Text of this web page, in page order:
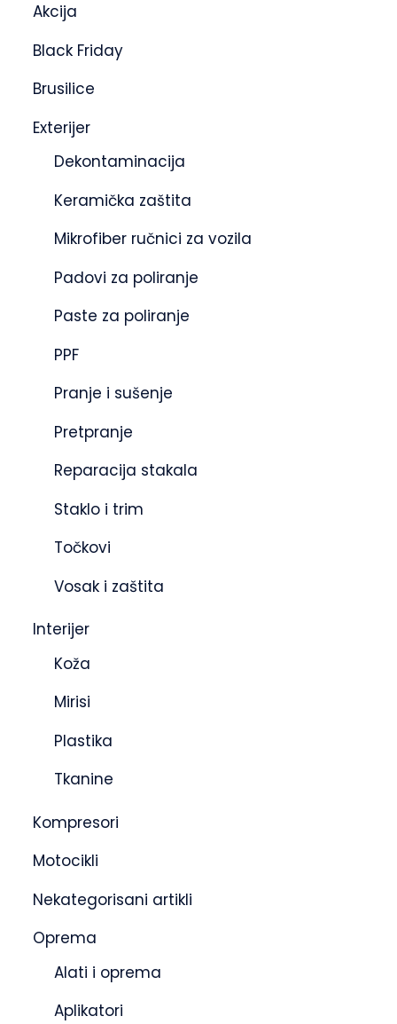
Akcija
Black Friday
Brusilice
Exterijer
Dekontaminacija
Keramička zaštita
Mikrofiber ručnici za vozila
Padovi za poliranje
Paste za poliranje
PPF
Pranje i sušenje
Pretpranje
Reparacija stakala
Staklo i trim
Točkovi
Vosak i zaštita
Interijer
Koža
Mirisi
Plastika
Tkanine
Kompresori
Motocikli
Nekategorisani artikli
Oprema
Alati i oprema
Aplikatori